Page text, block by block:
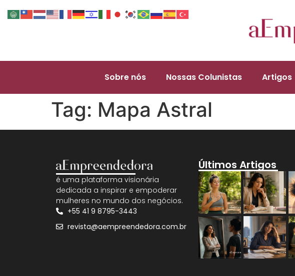
Sobre nós Nossas Colunistas Artigos
Tag: Mapa Astral
é uma plataforma visionária
dedicada a inspirar e empoderar
mulheres no mundo dos negócios.
+55 41 9 8795-3443
revista@aempreendedora.com.br
Últimos Artigos